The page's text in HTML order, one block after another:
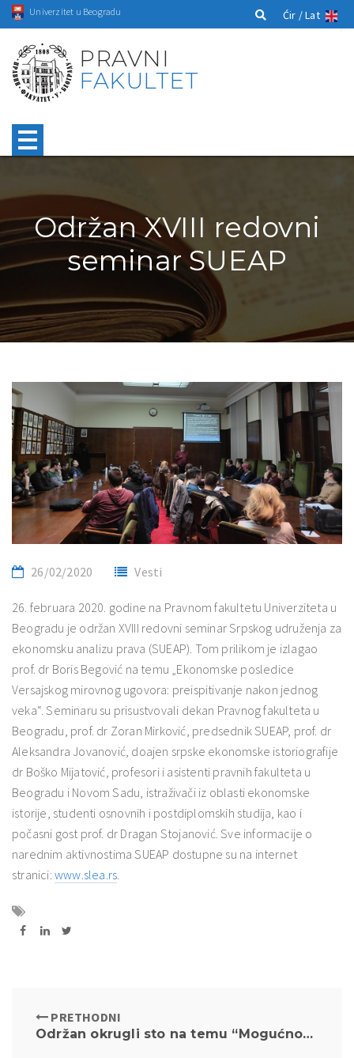
Univerzitet u Beogradu Ćir /Lat
PRAVNI
FAKULTET
Održan XVIII redovni
seminar SUEAP
26/02/2020 Vesti
26. februara 2020. godine na Pravnom fakultetu Univerziteta u
Beogradu je održan XVIII redovni seminar Srpskog udruženja za
ekonomsku analizu prava (SUEAP). Tom prilikom je izlagao
prof. dr Boris Begović na temu „Ekonomske posledice
Versajskog mirovnog ugovora: preispitivanje nakon jednog
veka“. Seminaru su prisustvovali dekan Pravnog fakulteta u
Beogradu, prof. dr Zoran Mirković, predsednik SUEAP, prof. dr
Aleksandra Jovanović, doajen srpske ekonomske istoriografije
dr Boško Mijatović, profesori i asistenti pravnih fakulteta u
Beogradu i Novom Sadu, istraživači iz oblasti ekonomske
istorije, studenti osnovnih i postdiplomskih studija, kao i
počasni gost prof. dr Dragan Stojanović. Sve informacije o
narednim aktivnostima SUEAP dostupne su na internet
stranici:www.slea.rs
PRETHODNI
Održan okrugli sto na temu “Mogućnost raskida ugovora o kreditu indeksiranog u švajcarskim francima zbog promenjenih okolnosti”